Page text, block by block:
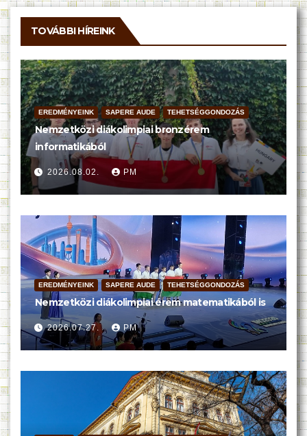
TOVÁBBI HÍREINK
EREDMÉNYEINK SAPERE AUDE TEHETSÉGGONDOZÁS
Nemzetközi diákolimpiai bronzérem
informatikából
2026.08.02. PM
EREDMÉNYEINK SAPERE AUDE TEHETSÉGGONDOZÁS
Nemzetközi diákolimpiai érem matematikából is
2026.07.27. PM